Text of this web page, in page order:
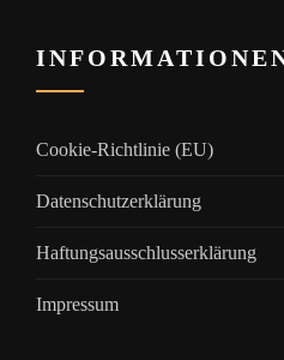
Cookie-Richtlinie (EU)
Datenschutzerklärung
Haftungsausschlusserklärung
Impressum